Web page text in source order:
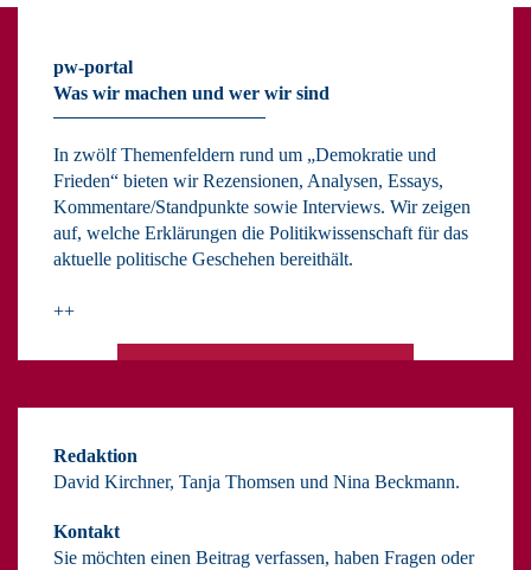
pw-portal
Was wir machen und wer wir sind
In zwölf Themenfeldern rund um „Demokratie und
Frieden“ bieten wir Rezensionen, Analysen, Essays,
Kommentare/Standpunkte sowie Interviews. Wir zeigen
auf, welche Erklärungen die Politikwissenschaft für das
aktuelle politische Geschehen bereithält.
++
Redaktion
David Kirchner, Tanja Thomsen und Nina Beckmann.
Kontakt
Sie möchten einen Beitrag verfassen, haben Fragen oder